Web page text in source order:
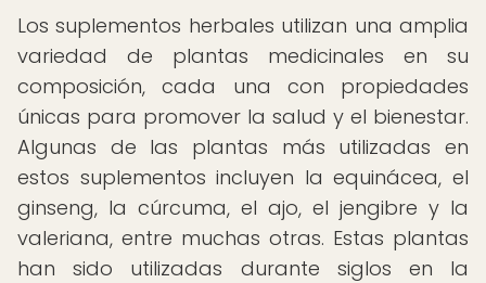
Los suplementos herbales utilizan una amplia
variedad de plantas medicinales en su
composición, cada una con propiedades
únicas para promover la salud y el bienestar.
Algunas de las plantas más utilizadas en
estos suplementos incluyen la equinácea, el
ginseng, la cúrcuma, el ajo, el jengibre y la
valeriana, entre muchas otras. Estas plantas
han sido utilizadas durante siglos en la